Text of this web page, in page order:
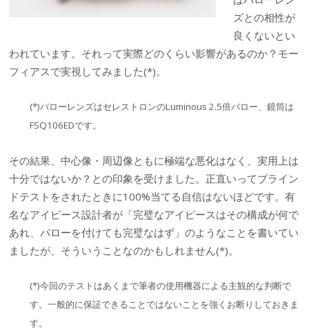
ズとの相性が
良くないとい
われています。それって実際どのくらい影響があるのか？モー
フィアスで実視してみました(*)。
(*)バローレンズはセレストロンのLuminous 2.5倍バロー、鏡筒は
FSQ106EDです。
その結果、中心像・周辺像ともに極端な悪化はなく、実用上は
十分ではないか？との印象を受けました。正直いってブライン
ドテストをされたときに100%当てる自信はないほどです。有
名なアイピース設計者が「完璧なアイピースはその構成が何で
あれ、バローを付けても完璧なはず」のようなことを書いてい
ましたが、そういうことなのかもしれません(*)。
(*)今回のテストはあくまで筆者の使用機器による主観的な判断で
す。一般的に保証できることではないことを強くお断りしておきま
す。